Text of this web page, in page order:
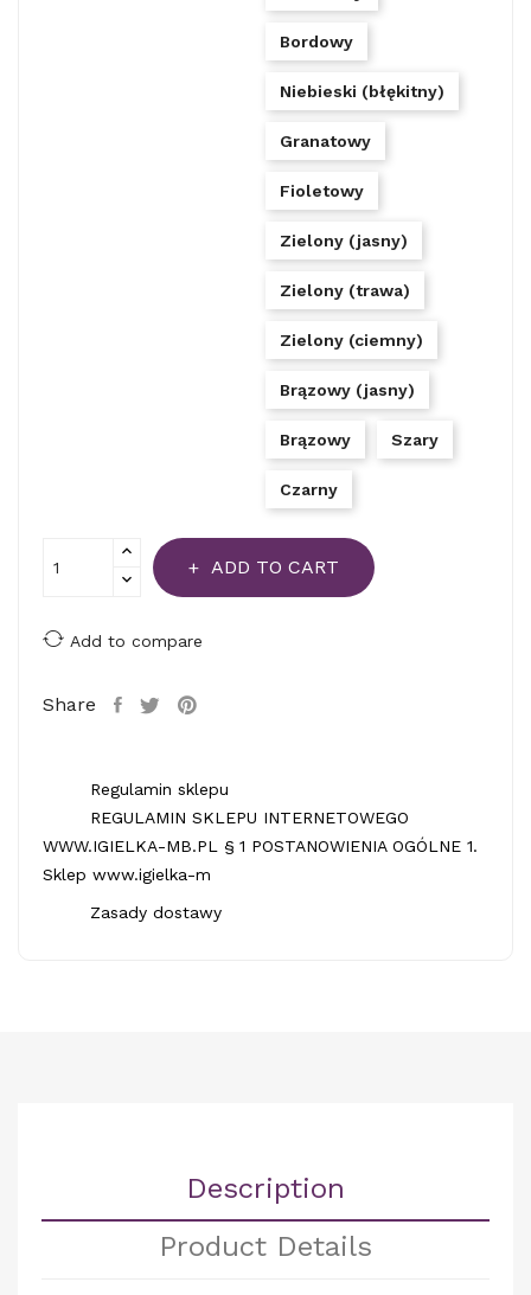
Bordowy
Niebieski (błękitny)
Granatowy
Fioletowy
Zielony (jasny)
Zielony (trawa)
Zielony (ciemny)
Brązowy (jasny)
Brązowy Szary
Czarny
ADD TO CART
Add to compare
Share
Regulamin sklepu
REGULAMIN SKLEPU INTERNETOWEGO
WWW.IGIELKA-MB.PL § 1 POSTANOWIENIA OGÓLNE 1.
Sklep www.igielka-m
Zasady dostawy
Description
Product Details